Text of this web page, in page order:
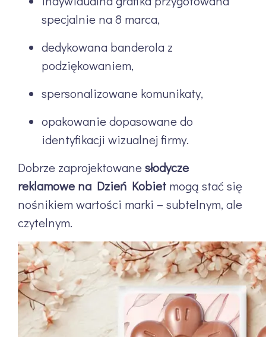
specjalnie na 8 marca,
dedykowana banderola z
podziękowaniem,
spersonalizowane komunikaty,
opakowanie dopasowane do
identyfikacji wizualnej firmy.
Dobrze zaprojektowanesłodycze
reklamowe na Dzień Kobiet mogą stać się
nośnikiem wartości marki – subtelnym, ale
czytelnym.